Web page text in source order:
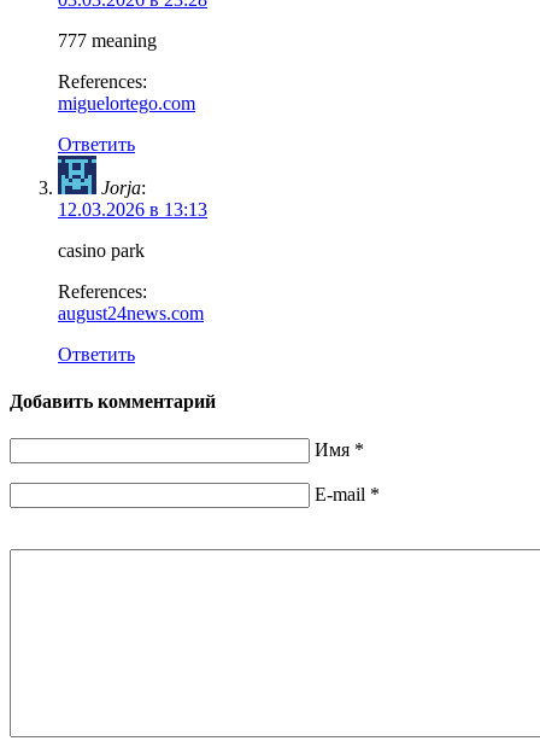
777 meaning
References:
miguelortego.com
Ответить
Jorja:
12.03.2026 в 13:13
casino park
References:
august24news.com
Ответить
Добавить комментарий
Имя *
E-mail *